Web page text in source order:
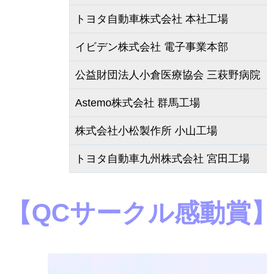
トヨタ自動車株式会社 本社工場
イビデン株式会社 電子事業本部
公益財団法人小倉医療協会 三萩野病院
Astemo株式会社 群馬工場
株式会社小松製作所 小山工場
トヨタ自動車九州株式会社 宮田工場
【QCサークル感動賞